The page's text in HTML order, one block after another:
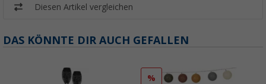
Diesen Artikel vergleichen
DAS KÖNNTE DIR AUCH GEFALLEN
%